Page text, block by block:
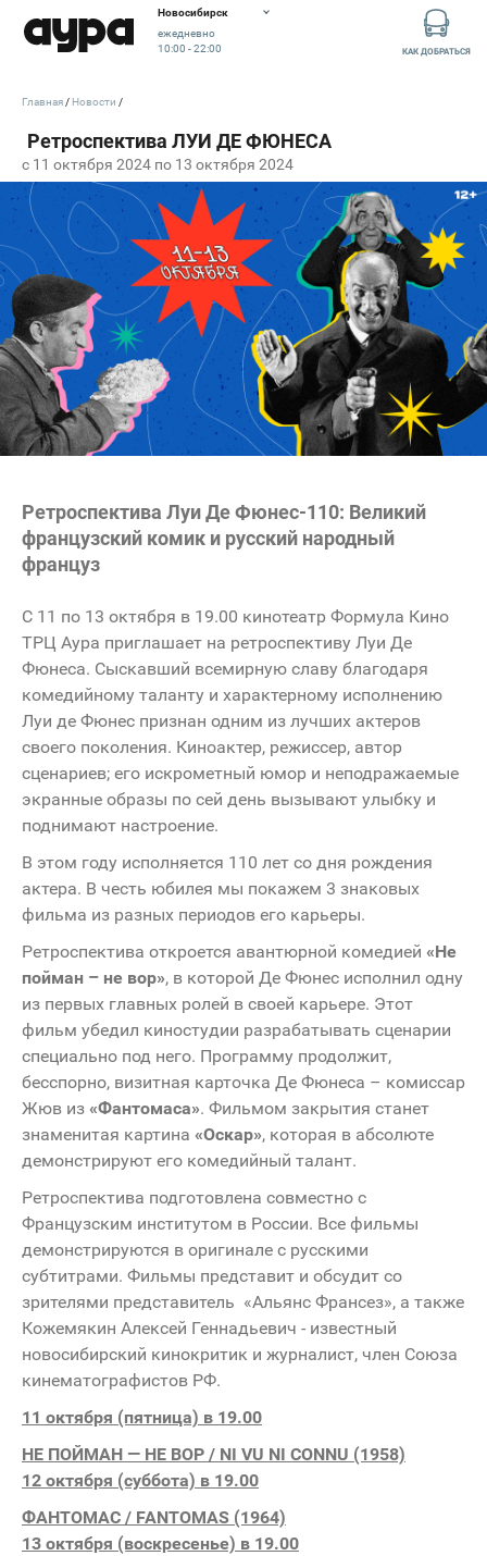
Новосибирск
ежедневно
10:00 - 22:00
КАК ДОБРАТЬСЯ
c 11 октября 2024 по 13 октября 2024
Главная Новости
Ретроспектива Луи Де Фюнес-110: Великий
французский комик и русский народный
француз
С 11 по 13 октября в 19.00 кинотеатр Формула Кино
ТРЦ Аура приглашает на ретроспективу Луи Де
Фюнеса. Сыскавший всемирную славу благодаря
комедийному таланту и характерному исполнению
Луи де Фюнес признан одним из лучших актеров
своего поколения. Киноактер, режиссер, автор
сценариев; его искрометный юмор и неподражаемые
экранные образы по сей день вызывают улыбку и
поднимают настроение.
В этом году исполняется 110 лет со дня рождения
актера. В честь юбилея мы покажем 3 знаковых
фильма из разных периодов его карьеры.
Ретроспектива откроется авантюрной комедией «Не
пойман – не вор», в которой Де Фюнес исполнил одну
из первых главных ролей в своей карьере. Этот
фильм убедил киностудии разрабатывать сценарии
специально под него. Программу продолжит,
бесспорно, визитная карточка Де Фюнеса – комиссар
Жюв из «Фантомаса». Фильмом закрытия станет
знаменитая картина «Оскар», которая в абсолюте
демонстрируют его комедийный талант.
Ретроспектива подготовлена совместно с
Французским институтом в России. Все фильмы
демонстрируются в оригинале с русскими
субтитрами. Фильмы представит и обсудит со
зрителями представитель «Альянс Франсез», а также
Кожемякин Алексей Геннадьевич - известный
новосибирский кинокритик и журналист, член Союза
кинематографистов РФ.
11 октября (пятница) в 19.00
НЕ ПОЙМАН — НЕ ВОР / NI VU NI CONNU (1958)
12 октября (суббота) в 19.00
ФАНТОМАС / FANTOMAS (1964)
13 октября (воскресенье) в 19.00